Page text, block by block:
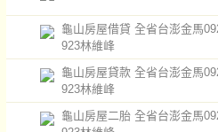
龜山房屋借貸 全省台澎金馬
923林維峰
龜山房屋貸款 全省台澎金馬
923林維峰
龜山房屋二胎 全省台澎金馬